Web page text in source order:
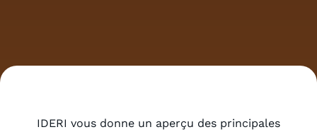
IDERI vous donne un aperçu des principales